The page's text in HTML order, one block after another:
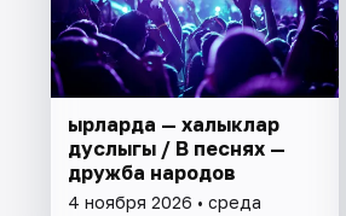
Җырларда — халыклар
дуслыгы / В песнях —
дружба народов
4 ноября 2026 • среда